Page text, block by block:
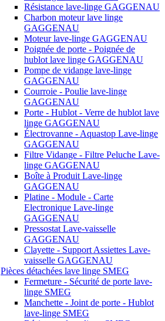
Résistance lave-linge GAGGENAU
Charbon moteur lave linge
GAGGENAU
Moteur lave-linge GAGGENAU
Poignée de porte - Poignée de
hublot lave linge GAGGENAU
Pompe de vidange lave-linge
GAGGENAU
Courroie - Poulie lave-linge
GAGGENAU
Porte - Hublot - Verre de hublot lave
linge GAGGENAU
Électrovanne - Aquastop Lave-linge
GAGGENAU
Filtre Vidange - Filtre Peluche Lave-
linge GAGGENAU
Boîte à Produit Lave-linge
GAGGENAU
Platine - Module - Carte
Electronique Lave-linge
GAGGENAU
Pressostat Lave-vaisselle
GAGGENAU
Clayette - Support Assiettes Lave-
vaisselle GAGGENAU
Pièces détachées lave linge SMEG
Fermeture - Sécurité de porte lave-
linge SMEG
Manchette - Joint de porte - Hublot
lave-linge SMEG